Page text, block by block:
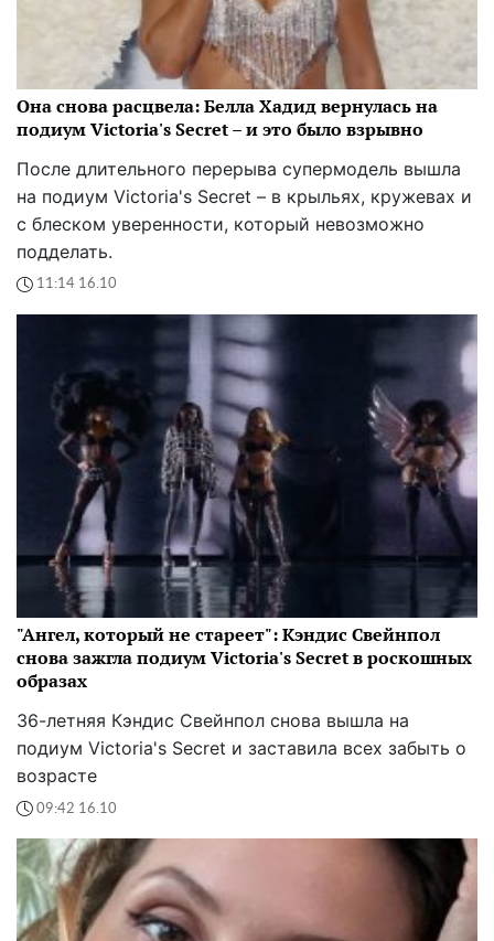
Она снова расцвела: Белла Хадид вернулась на
подиум Victoria's Secret – и это было взрывно
После длительного перерыва супермодель вышла
на подиум Victoria's Secret – в крыльях, кружевах и
с блеском уверенности, который невозможно
подделать.
11:14 16.10
"Ангел, который не стареет": Кэндис Свейнпол
снова зажгла подиум Victoria's Secret в роскошных
образах
36-летняя Кэндис Свейнпол снова вышла на
подиум Victoria's Secret и заставила всех забыть о
возрасте
09:42 16.10